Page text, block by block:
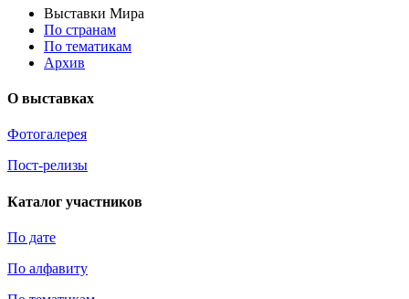
Выставки Мира
По странам
По тематикам
Архив
О выставках
Фотогалерея
Пост-релизы
Каталог участников
По дате
По алфавиту